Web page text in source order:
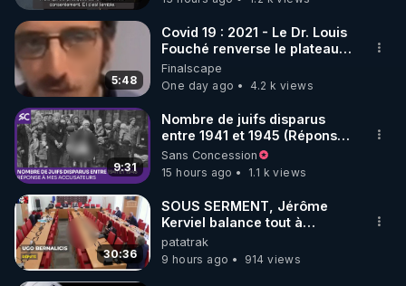
choisissent de ne pas agir. Ce silence complice a
permis à ce prédateur de poursuivre ses crimes en
toute impunité.
Il aura fallu le témoignage d’une fillette de six ans
en 2017 pour que la machine judiciaire se mette en
marche. L’arrestation de Le Scouarnec a révélé
une affaire hors norme, où le système hospitalier a
fermé les yeux sur les actes d’un criminel,
préférant protéger sa réputation plutôt que celle
des victimes. Aujourd’hui, ce procès doit répondre
à une question cruciale : comment un tel monstre
a-t-il pu agir si longtemps sans être inquiété ?
Karl Zéro analyse en détail cette affaire sordide,
5:48
Covid 19 : 2021 - Le Dr. Louis
Fouché renverse le plateau
de CNews !
Finalscape
One day ago
4.2 k views
9:31
Nombre de juifs disparus
entre 1941 et 1945 (Réponse
à mes accusateurs)
Sans Concession
15 hours ago
1.1 k views
30:36
SOUS SERMENT, Jérôme
Kerviel balance tout à
l'Assemblée !
patatrak
9 hours ago
914 views